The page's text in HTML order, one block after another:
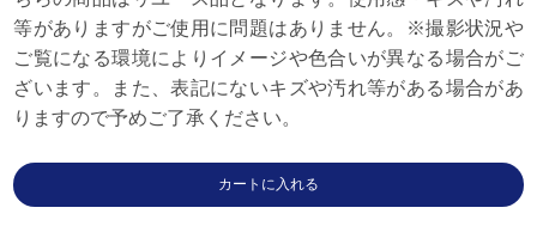
等がありますがご使用に問題はありません。※撮影状況や
ご覧になる環境によりイメージや色合いが異なる場合がご
ざいます。また、表記にないキズや汚れ等がある場合があ
りますので予めご了承ください。